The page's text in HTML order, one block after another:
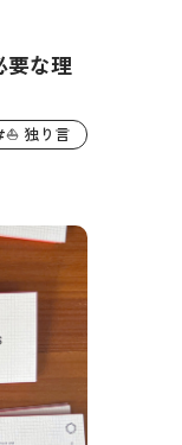
要な理
⛵️ 独り言